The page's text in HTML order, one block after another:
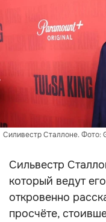
Силивестр Сталлоне. Фото:
Сильвестр
который ведут
откровенно
просчёте,